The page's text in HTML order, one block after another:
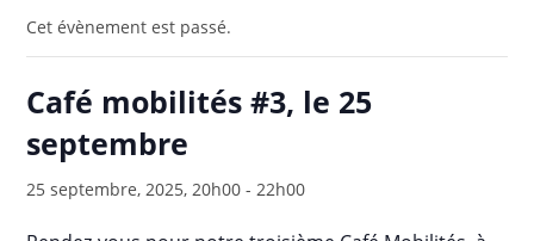
Cet évènement est passé.
Café mobilités #3, le 25
septembre
25 septembre, 2025, 20h00 -22h00